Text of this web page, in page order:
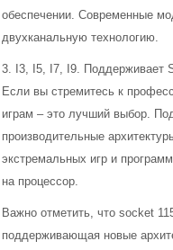
обеспечении. Современные
двухканальную технологию.
3. I3, I5, I7, I9. Поддерживает
Если вы стремитесь к
играм – это лучший выбор.
производительные
экстремальных игр и
на процессор.
Важно отметить, что socket
поддерживающая новые
Процессоры
Материнские платы
Модули памяти
Жесткие диски и SSD